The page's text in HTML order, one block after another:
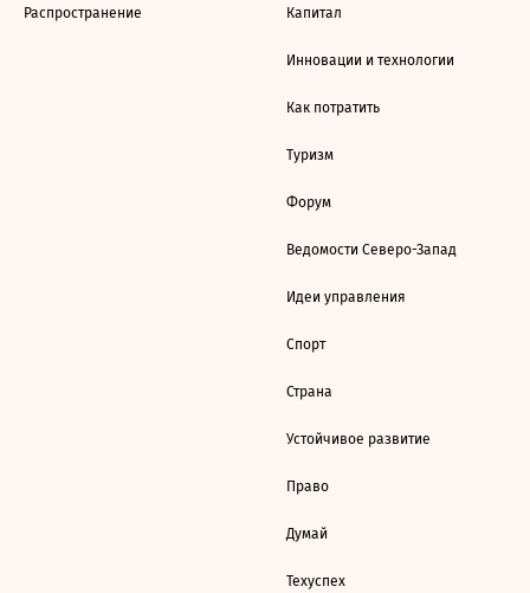
Распространение Капитал
Инновации и технологии
Как потратить
Туризм
Форум
Ведомости Северо-Запад
Идеи управления
Спорт
Страна
Устойчивое развитие
Право
Думай
Техуспех